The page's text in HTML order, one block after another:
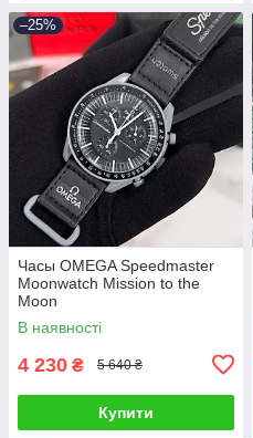
–25%
Часы OMEGA Speedmaster
Moonwatch Mission to the
Moon
В наявності
4 230 ₴ 5 640 ₴
Купити